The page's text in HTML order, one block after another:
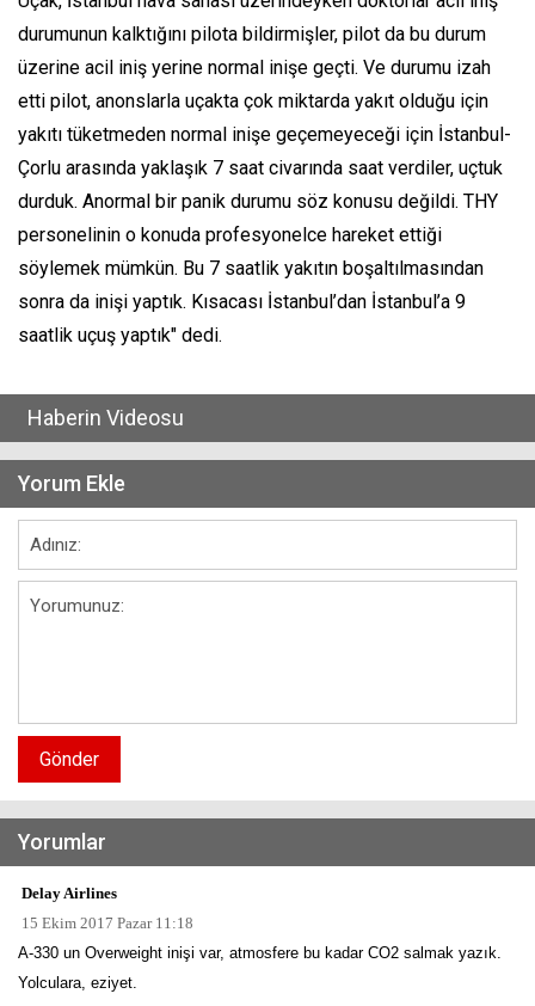
durumunun kalktığını pilota bildirmişler, pilot da bu durum
üzerine acil iniş yerine normal inişe geçti. Ve durumu izah
etti pilot, anonslarla uçakta çok miktarda yakıt olduğu için
yakıtı tüketmeden normal inişe geçemeyeceği için İstanbul-
Çorlu arasında yaklaşık 7 saat civarında saat verdiler, uçtuk
durduk. Anormal bir panik durumu söz konusu değildi. THY
personelinin o konuda profesyonelce hareket ettiği
söylemek mümkün. Bu 7 saatlik yakıtın boşaltılmasından
sonra da inişi yaptık. Kısacası İstanbul’dan İstanbul’a 9
saatlik uçuş yaptık" dedi.
Haberin Videosu
Yorum Ekle
Gönder
Yorumlar
Delay Airlines
15 Ekim 2017 Pazar 11:18
A-330 un Overweight inişi var, atmosfere bu kadar CO2 salmak yazık.
Yolculara, eziyet.